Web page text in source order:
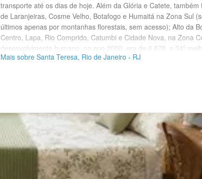
transporte até os dias de hoje. Além da Glória e Catete,
de Laranjeiras, Cosme Velho, Botafogo e Humaitá na Zona Sul
últimos apenas por montanhas florestais, sem acesso); Alto da
Centro, Lapa, Rio Comprido, Catumbi e Cidade Nova, na Zona
desenvolvimento humano, no ano 2000, era de 0,878, o 34º
Janeiro.
Mais sobre Santa Teresa, Rio de Janeiro - RJ